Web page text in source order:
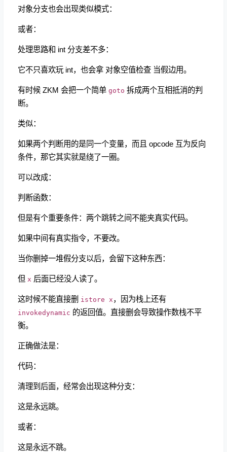
对象分支也会出现类似模式：
或者：
处理思路和 int 分支差不多：
它不只喜欢玩 int，也会拿 对象空值检查 当假边用。
有时候 ZKM 会把一个简单 goto 拆成两个互相抵消的判
断。
类似：
如果两个判断用的是同一个变量，而且 opcode 互为反向
条件，那它其实就是绕了一圈。
可以改成：
判断函数：
但是有个重要条件：两个跳转之间不能夹真实代码。
如果中间有真实指令，不要改。
当你删掉一堆假分支以后，会留下这种东西：
但 x 后面已经没人读了。
这时候不能直接删 istore x，因为栈上还有
invokedynamic 的返回值。直接删会导致操作数栈不平
衡。
正确做法是：
代码：
清理到后面，经常会出现这种分支：
这是永远跳。
或者：
这是永远不跳。